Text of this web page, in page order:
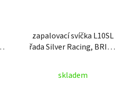
zapalovací svíčka L10SL
řada Silver Racing, BRISK
skladem